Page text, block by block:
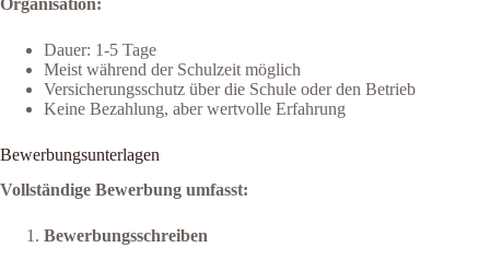
Dauer: 1-5 Tage
Meist während der Schulzeit möglich
Versicherungsschutz über die Schule oder den Betrieb
Keine Bezahlung, aber wertvolle Erfahrung
Bewerbungsunterlagen
Vollständige Bewerbung umfasst:
Bewerbungsschreiben